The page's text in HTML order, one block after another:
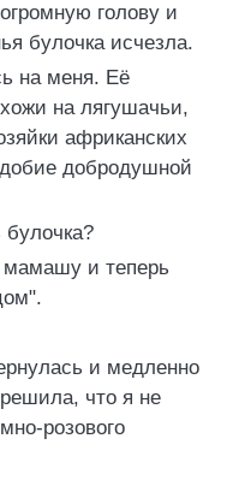
голову и
булочка исчезла.
на меня. Её
на лягушачьи,
африканских
добродушной
и теперь
и медленно
что я не
розового